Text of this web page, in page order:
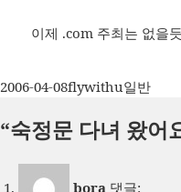
이제 .com 주최는 없을
작
일
2006-04-08글
이
flywithu카
고
일반
“숙정문 다녀 왔어
bora 댓글: